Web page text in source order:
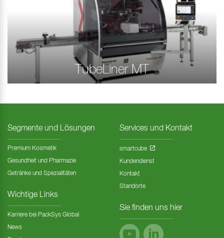
TubeLiner MT
Segmente und Lösungen
Premium Kosmetik
Gesundheit und Pharmazie
Getränke und Spezialitäten
Wichtige Links
Karriere bei PackSys Global
News
Services und Kontakt
smartcube
Kundendienst
Kontakt
Standorte
Sie finden uns hier